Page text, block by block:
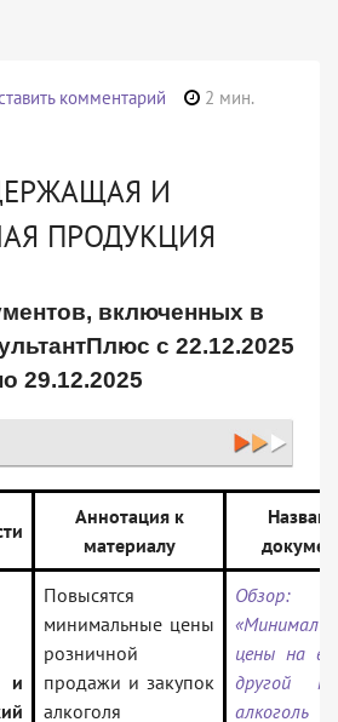
комментарий
2 мин.
И
ПРОДУКЦИЯ
включенных в
с 22.12.2025
29.12.2025
Аннотация к
материалу
и
Повысятся
минимальные цены
розничной
продажи и закупок
алкоголя
Обзор:
цены на
другой
алкоголь